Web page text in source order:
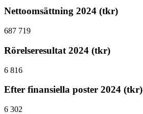
Nettoomsättning 2024 (tkr)
687 719
Rörelseresultat 2024 (tkr)
6 816
Efter finansiella poster 2024 (tkr)
6 302